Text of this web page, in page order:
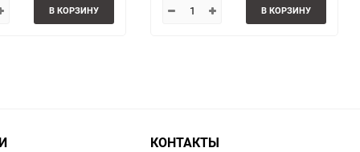
В КОРЗИНУ В КОРЗИНУ
КОНТАКТЫ